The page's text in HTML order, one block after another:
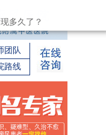
团队
路线
多久了？